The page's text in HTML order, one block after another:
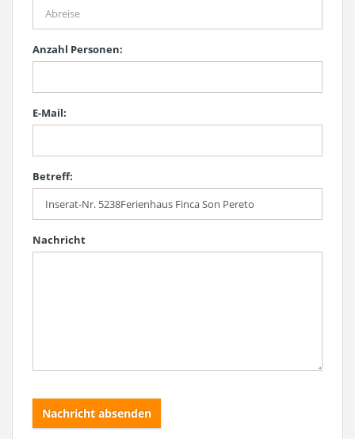
Anzahl Personen:
E-Mail:
Betreff:
Nachricht
Nachricht absenden